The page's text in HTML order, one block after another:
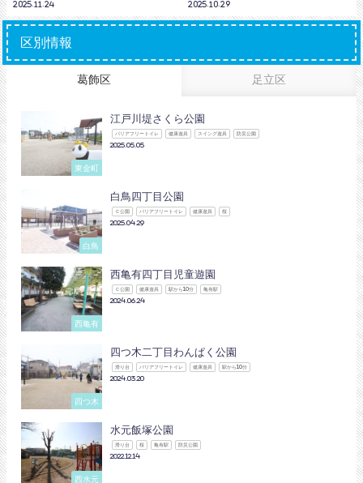
2025.11.24 2025.10.29
区別情報
葛飾区 足立区
東金町
江戸川堤さくら公園
バリアフリートイレ 健康遊具 スイング遊具 防災公園
2025.05.05
白鳥
白鳥四丁目公園
Ｃ公園 バリアフリートイレ 健康遊具 桜
2025.04.29
西亀有
西亀有四丁目児童遊園
Ｃ公園 健康遊具 駅から10分 亀有駅
2024.06.24
四つ木
四つ木二丁目わんぱく公園
滑り台 バリアフリートイレ 健康遊具 駅から10分
2024.03.20
西水元
水元飯塚公園
滑り台 桜 亀有駅 防災公園
2022.12.14